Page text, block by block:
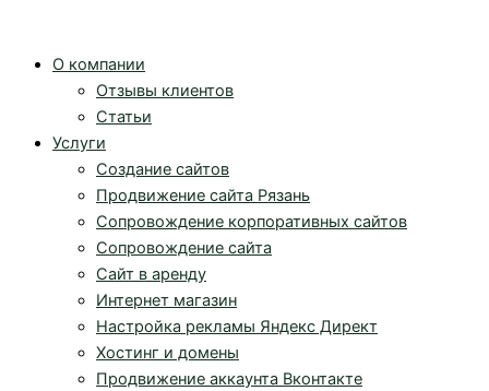
содержимому
О компании
Отзывы клиентов
Статьи
Услуги
Создание сайтов
Продвижение сайта Рязань
Сопровождение корпоративных сайтов
Сопровождение сайта
Сайт в аренду
Интернет магазин
Настройка рекламы Яндекс Директ
Хостинг и домены
Продвижение аккаунта Вконтакте